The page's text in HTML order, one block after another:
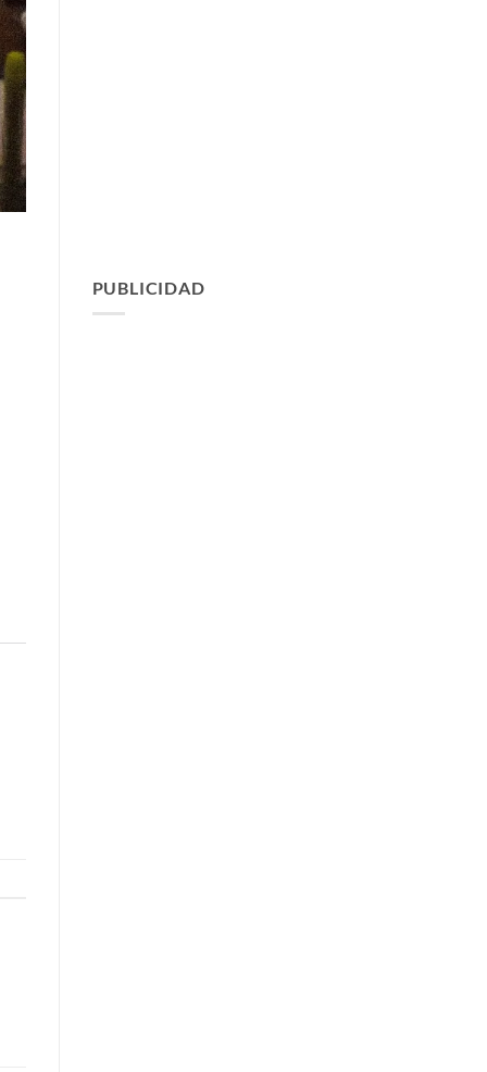
PUBLICIDAD